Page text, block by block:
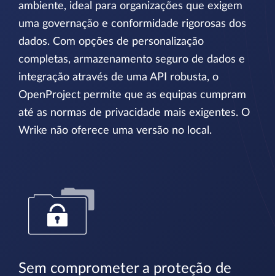
ambiente, ideal para organizações que exigem
uma governação e conformidade rigorosas dos
dados. Com opções de personalização
completas, armazenamento seguro de dados e
integração através de uma API robusta, o
OpenProject permite que as equipas cumpram
até as normas de privacidade mais exigentes. O
Wrike não oferece uma versão no local.
Sem comprometer a proteção de